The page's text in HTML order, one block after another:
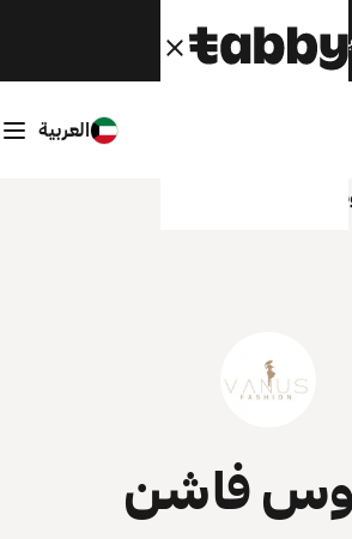
سنعود قريبًا.
العربية
فاشن
فاشن